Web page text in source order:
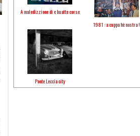
A maledizzione di e buatte corse
1981 : a cuppa hè nostra !
Ponte Leccia city